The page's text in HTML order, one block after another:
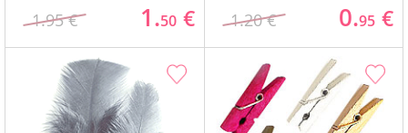
1.95 € 1.50 € 1.20 € 0.95 €